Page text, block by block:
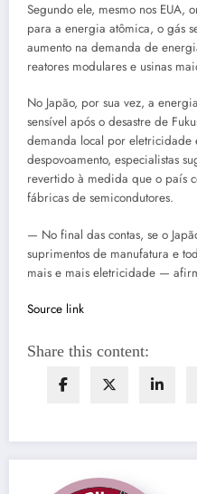
Segundo ele, mesmo nos
para a energia atômica, o gás
aumento na demanda de
reatores modulares e usinas
No Japão, por sua vez, a
sensível após o desastre de
demanda local por
despovoamento, especialistas
revertido à medida que o país
fábricas de semicondutores.
— No final das contas, se o
suprimentos de manufatura e
mais e mais eletricidade —
Source link
Share this content: